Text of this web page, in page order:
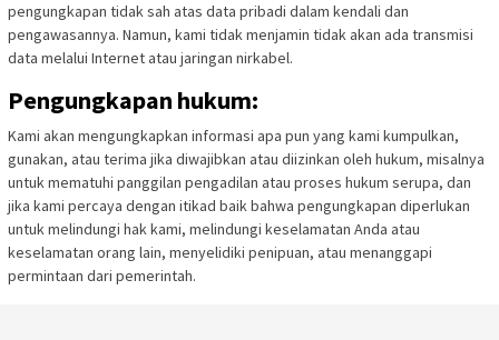
pengungkapan tidak sah atas data pribadi dalam kendali dan
pengawasannya. Namun, kami tidak menjamin tidak akan ada transmisi
data melalui Internet atau jaringan nirkabel.
Pengungkapan hukum:
Kami akan mengungkapkan informasi apa pun yang kami kumpulkan,
gunakan, atau terima jika diwajibkan atau diizinkan oleh hukum, misalnya
untuk mematuhi panggilan pengadilan atau proses hukum serupa, dan
jika kami percaya dengan itikad baik bahwa pengungkapan diperlukan
untuk melindungi hak kami, melindungi keselamatan Anda atau
keselamatan orang lain, menyelidiki penipuan, atau menanggapi
permintaan dari pemerintah.